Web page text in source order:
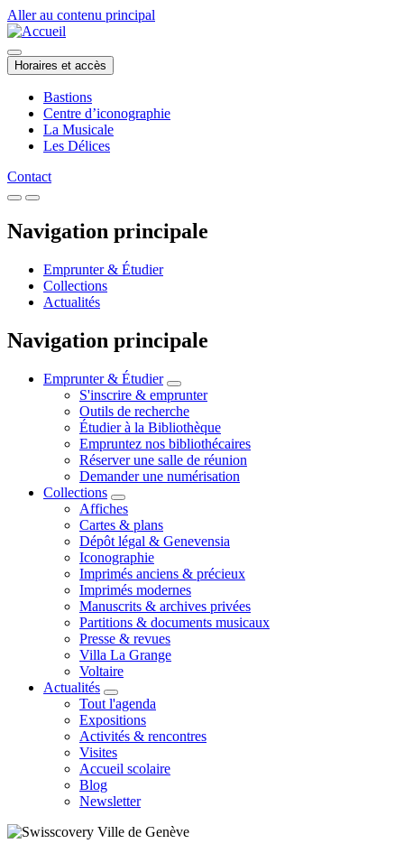
Aller au contenu principal
Horaires et accès
Bastions
Centre d’iconographie
La Musicale
Les Délices
Contact
Navigation principale
Emprunter & Étudier
Collections
Actualités
Navigation principale
Emprunter & Étudier
S'inscrire & emprunter
Outils de recherche
Étudier à la Bibliothèque
Empruntez nos bibliothécaires
Réserver une salle de réunion
Demander une numérisation
Collections
Affiches
Cartes & plans
Dépôt légal & Genevensia
Iconographie
Imprimés anciens & précieux
Imprimés modernes
Manuscrits & archives privées
Partitions & documents musicaux
Presse & revues
Villa La Grange
Voltaire
Actualités
Tout l'agenda
Expositions
Activités & rencontres
Visites
Accueil scolaire
Blog
Newsletter